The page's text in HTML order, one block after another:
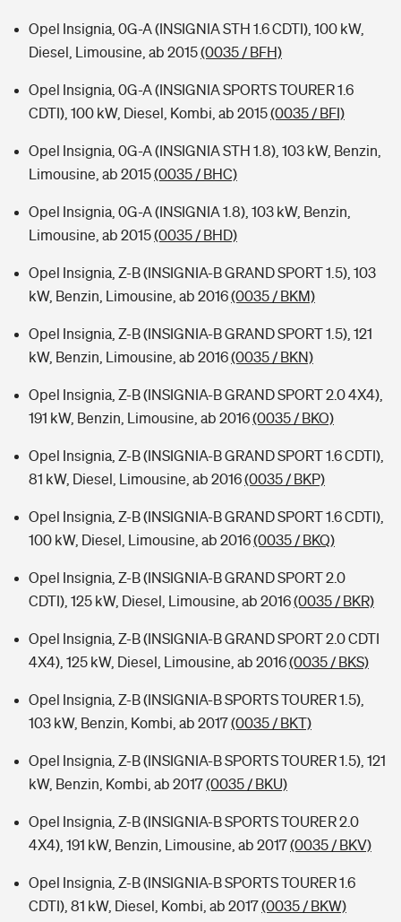
Opel Insignia, 0G-A (INSIGNIA STH 1.6 CDTI), 100 kW,
Diesel, Limousine, ab 2015(0035 / BFH)
Opel Insignia, 0G-A (INSIGNIA SPORTS TOURER 1.6
CDTI), 100 kW, Diesel, Kombi, ab 2015(0035 / BFI)
Opel Insignia, 0G-A (INSIGNIA STH 1.8), 103 kW, Benzin,
Limousine, ab 2015(0035 / BHC)
Opel Insignia, 0G-A (INSIGNIA 1.8), 103 kW, Benzin,
Limousine, ab 2015(0035 / BHD)
Opel Insignia, Z-B (INSIGNIA-B GRAND SPORT 1.5), 103
kW, Benzin, Limousine, ab 2016(0035 / BKM)
Opel Insignia, Z-B (INSIGNIA-B GRAND SPORT 1.5), 121
kW, Benzin, Limousine, ab 2016(0035 / BKN)
Opel Insignia, Z-B (INSIGNIA-B GRAND SPORT 2.0 4X4),
191 kW, Benzin, Limousine, ab 2016(0035 / BKO)
Opel Insignia, Z-B (INSIGNIA-B GRAND SPORT 1.6 CDTI),
81 kW, Diesel, Limousine, ab 2016(0035 / BKP)
Opel Insignia, Z-B (INSIGNIA-B GRAND SPORT 1.6 CDTI),
100 kW, Diesel, Limousine, ab 2016(0035 / BKQ)
Opel Insignia, Z-B (INSIGNIA-B GRAND SPORT 2.0
CDTI), 125 kW, Diesel, Limousine, ab 2016(0035 / BKR)
Opel Insignia, Z-B (INSIGNIA-B GRAND SPORT 2.0 CDTI
4X4), 125 kW, Diesel, Limousine, ab 2016(0035 / BKS)
Opel Insignia, Z-B (INSIGNIA-B SPORTS TOURER 1.5),
103 kW, Benzin, Kombi, ab 2017(0035 / BKT)
Opel Insignia, Z-B (INSIGNIA-B SPORTS TOURER 1.5), 121
kW, Benzin, Kombi, ab 2017(0035 / BKU)
Opel Insignia, Z-B (INSIGNIA-B SPORTS TOURER 2.0
4X4), 191 kW, Benzin, Limousine, ab 2017(0035 / BKV)
Opel Insignia, Z-B (INSIGNIA-B SPORTS TOURER 1.6
CDTI), 81 kW, Diesel, Kombi, ab 2017(0035 / BKW)